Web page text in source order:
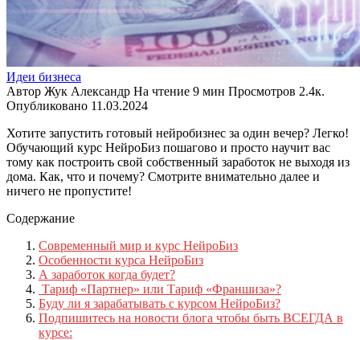
Идеи бизнеса
Автор Жук Александр На чтение 9 мин Просмотров 2.4к.
Опубликовано 11.03.2024
Хотите запустить готовый нейробизнес за один вечер? Легко!
Обучающий курс НейроБиз пошагово и просто научит вас
тому как построить свой собственный заработок не выходя из
дома. Как, что и почему? Смотрите внимательно далее и
ничего не пропустите!
Содержание
Современный мир и курс НейроБиз
Особенности курса НейроБиз
А заработок когда будет?
Тариф «Партнер» или Тариф «Франшиза»?
Буду ли я зарабатывать с курсом НейроБиз?
Подпишитесь на новости блога чтобы быть ВСЕГДА в
курсе: